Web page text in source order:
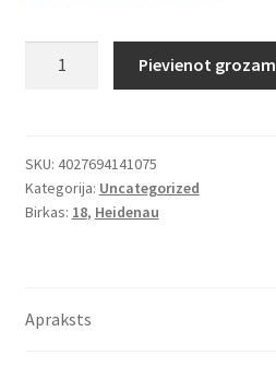
(M+S)
150/70
B
(aizmugurējā)
Pievienot grozam
SKU: 4027694141075
Kategorija: Uncategorized
Birkas: 18, Heidenau
Apraksts